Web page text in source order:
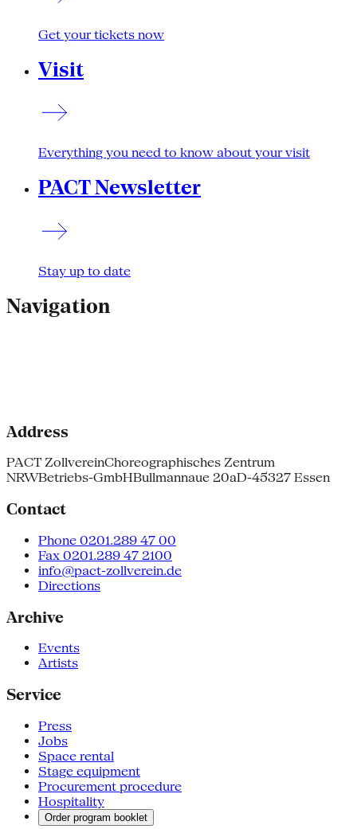
Get your tickets now
Visit
Everything you need to know about your visit
PACT Newsletter
Stay up to date
Navigation
Address
PACT ZollvereinChoreographisches Zentrum
NRWBetriebs-GmbHBullmannaue 20aD-45327 Essen
Contact
Phone 0201.289 47 00
Fax 0201.289 47 2100
info@pact-zollverein.de
Directions
Archive
Events
Artists
Service
Press
Jobs
Space rental
Stage equipment
Procurement procedure
Hospitality
Order program booklet